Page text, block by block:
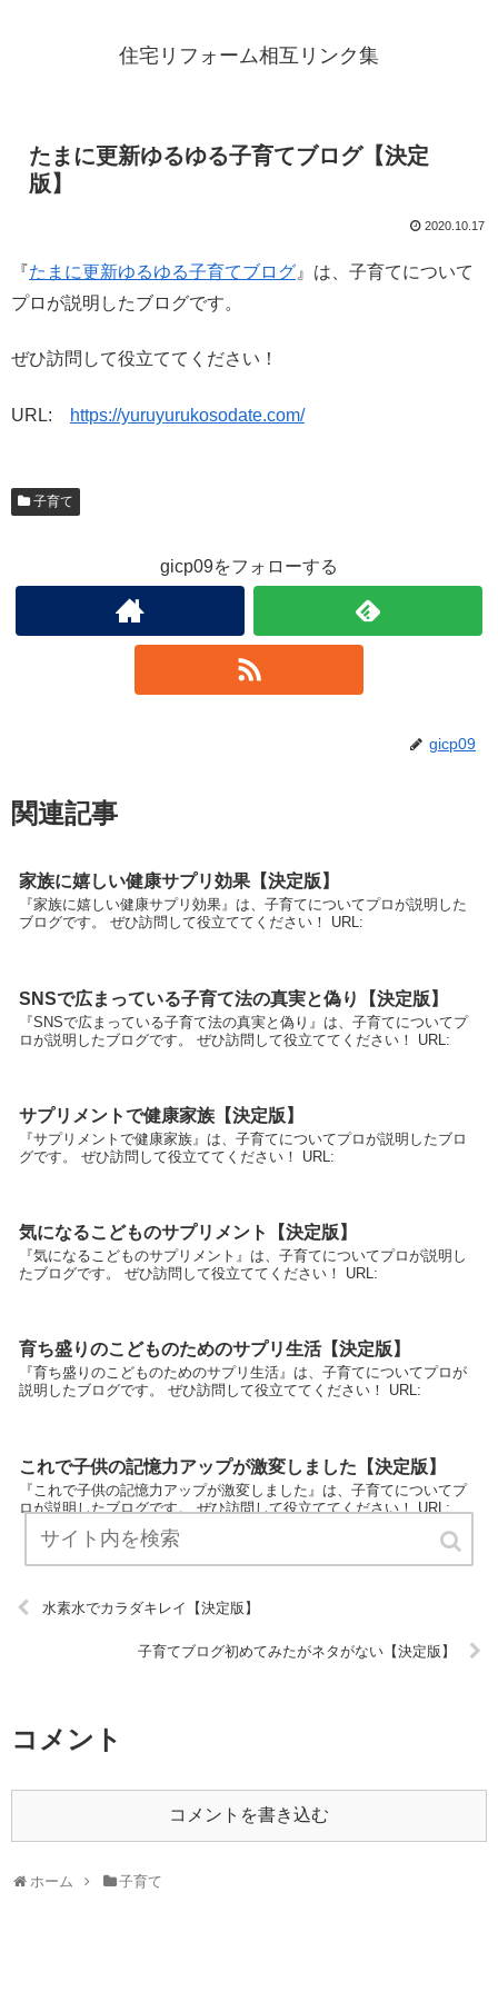
住宅リフォーム相互リンク集
たまに更新ゆるゆる子育てブログ【決定
版】
2020.10.17
『たまに更新ゆるゆる子育てブログ 』は、子育てについて
プロが説明したブログです。
ぜひ訪問して役立ててください！
URL: https://yuruyurukosodate.com/
子育て
gicp09をフォローする
gicp09
関連記事
家族に嬉しい健康サプリ効果【決定版】
『家族に嬉しい健康サプリ効果』は、子育てについてプロが説明した
ブログです。 ぜひ訪問して役立ててください！ URL:
SNSで広まっている子育て法の真実と偽り【決定版】
『SNSで広まっている子育て法の真実と偽り』は、子育てについてプ
ロが説明したブログです。 ぜひ訪問して役立ててください！ URL:
サプリメントで健康家族【決定版】
『サプリメントで健康家族』は、子育てについてプロが説明したブロ
グです。 ぜひ訪問して役立ててください！ URL:
気になるこどものサプリメント【決定版】
『気になるこどものサプリメント』は、子育てについてプロが説明し
たブログです。 ぜひ訪問して役立ててください！ URL:
育ち盛りのこどものためのサプリ生活【決定版】
『育ち盛りのこどものためのサプリ生活』は、子育てについてプロが
説明したブログです。 ぜひ訪問して役立ててください！ URL:
これで子供の記憶力アップが激変しました【決定版】
『これで子供の記憶力アップが激変しました』は、子育てについてプ
ロが説明したブログです。 ぜひ訪問して役立ててください！ URL:
水素水でカラダキレイ【決定版】
子育てブログ初めてみたがネタがない【決定版】
コメント
コメントを書き込む
ホーム 子育て